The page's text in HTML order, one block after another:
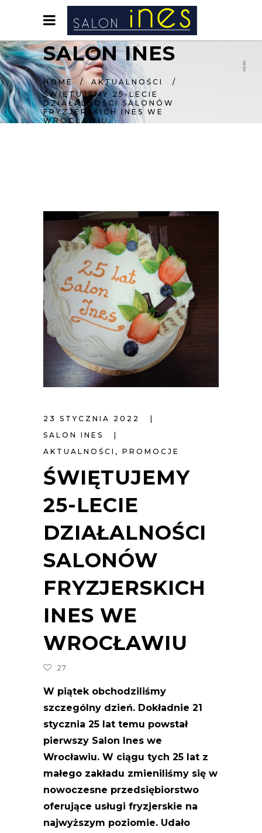
SALON INES
HOME/AKTUALNOŚCI
/
ŚWIĘTUJEMY 25-LECIE
DZIAŁALNOŚCI SALONÓW
FRYZJERSKICH INES WE
WROCŁAWIU
23 STYCZNIA 2022
SALON INES
AKTUALNOŚCI , PROMOCJE
ŚWIĘTUJEMY
25-LECIE
DZIAŁALNOŚCI
SALONÓW
FRYZJERSKICH
INES WE
WROCŁAWIU
27
W piątek obchodziliśmy
szczególny dzień. Dokładnie 21
stycznia 25 lat temu powstał
pierwszy Salon Ines we
Wrocławiu. W ciągu tych 25 lat z
małego zakładu zmieniliśmy się w
nowoczesne przedsiębiorstwo
oferujące usługi fryzjerskie na
najwyższym poziomie. Udało